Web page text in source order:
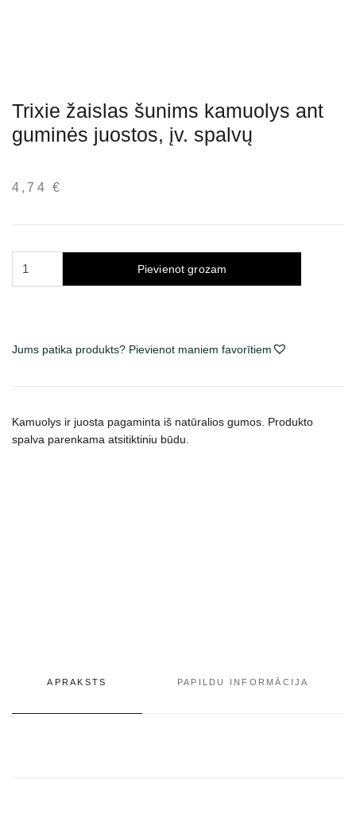
Trixie žaislas šunims kamuolys ant
guminės juostos, įv. spalvų
4,74 €
guminės
daudzums
Pievienot grozam
Jums patika produkts? Pievienot maniem favorītiem
Kamuolys ir juosta pagaminta iš natūralios gumos. Produkto
spalva parenkama atsitiktiniu būdu.
APRAKSTS PAPILDU INFORMĀCIJA